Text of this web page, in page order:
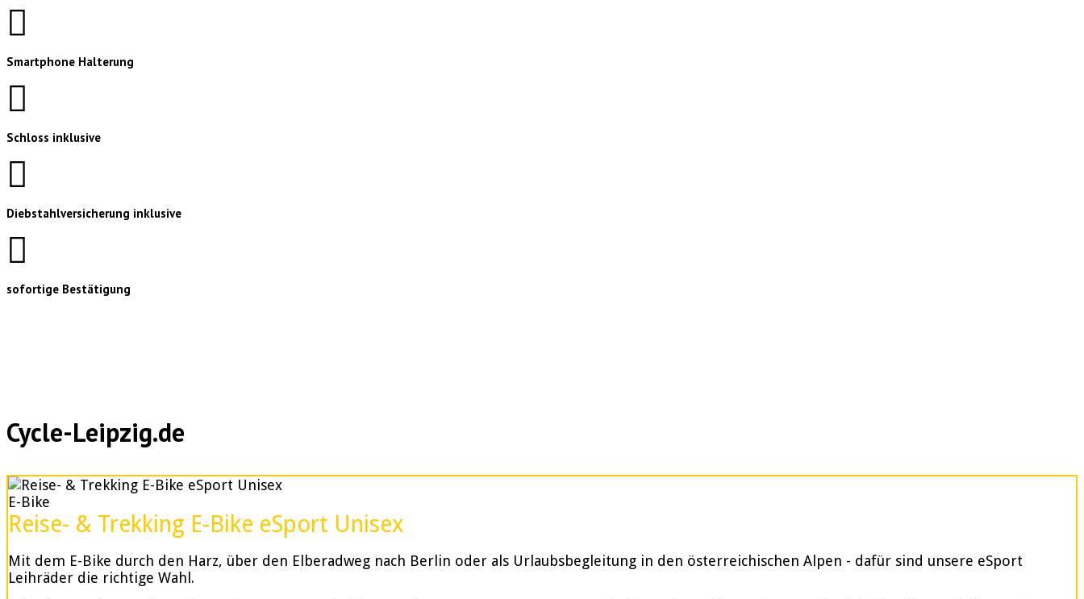
Smartphone Halterung
Schloss inklusive
Diebstahlversicherung inklusive
sofortige Bestätigung
Cycle-Leipzig.de
E-Bike
Reise- & Trekking E-Bike eSport Unisex
Mit dem E-Bike durch den Harz, über den Elberadweg nach Berlin oder als Urlaubsbegleitung in den österreichischen Alpen - dafür sind unsere eSport
Leihräder die richtige Wahl.